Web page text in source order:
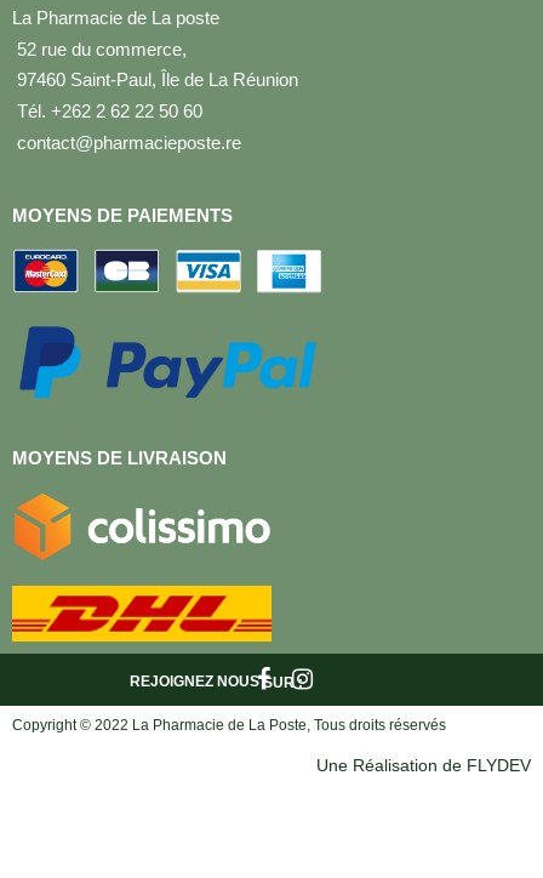
La Pharmacie de La poste
52 rue du commerce,
97460 Saint-Paul, Île de La Réunion
Tél. +262 2 62 22 50 60
contact@pharmacieposte.re
MOYENS DE PAIEMENTS
MOYENS DE LIVRAISON
SUR :
REJOIGNEZ NOUS
Copyright © 2022 La Pharmacie de La Poste, Tous droits réservés
Une Réalisation de FLYDEV